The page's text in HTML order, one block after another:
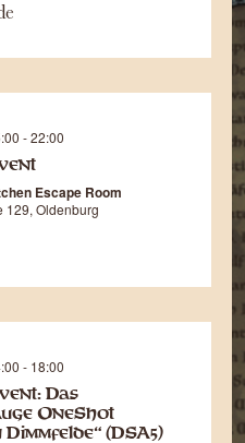
-22:00
Escape Room
129, Oldenburg
- 18:00
Das
OneShot
(DSA5)